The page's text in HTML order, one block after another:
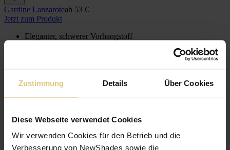
Zustimmung Details Über Cookies
Diese Webseite verwendet Cookies
Wir verwenden Cookies für den Betrieb und die
Verbesserung von NewShades sowie die
Gardine Lanzaroteab 53 €
Jetzt zum Produkt
Eleganter, schwerer Vorhangstoff